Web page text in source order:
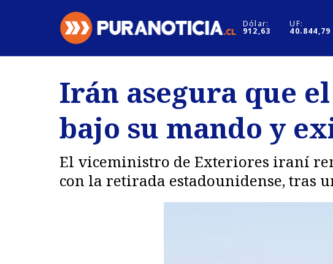
Dólar:
912,63
UF:
40.844,79
Regiones
Deportes
Internacional
Motores
Irán asegura que
bajo su mando y
El viceministro de Exteriores iraní
con la retirada estadounidense, tras